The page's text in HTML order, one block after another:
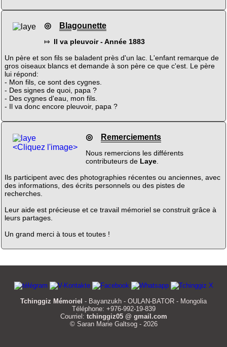
◎ Blagounette
⤇ Il va pleuvoir - Année 1883
Un père et son fils se baladent près d'un lac. L'enfant remarque de
gros oiseaux blancs et demande à son père ce que c'est. Le père
lui répond:
- Mon fils, ce sont des cygnes.
- Des signes de quoi, papa ?
- Des cygnes d'eau, mon fils.
- Il va donc encore pleuvoir, papa ?
<Cliquez l'image>
◎ Remerciements
Nous remercions les différents
contributeurs de Laye.
Ils participent avec des photographies récentes ou anciennes, avec
des informations, des écrits personnels ou des pistes de
recherches.
Leur aide est précieuse et ce travail mémoriel se construit grâce à
leurs partages.
Un grand merci à tous et toutes !
Tchinggiz Mémoriel - Bayanzukh - OULAN-BATOR - Mongolia
Téléphone: +976-992-19-839
Courriel: tchinggiz05 @ gmail.com
© Saran Marie Galtsog - 2026